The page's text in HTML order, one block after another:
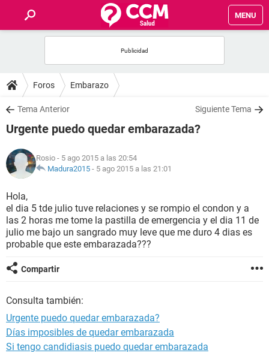
MENU
FOROS
SALUD
FAMILIA
NUTRICIÓN
BIENESTAR
SEXUALIDAD
GLOSARIO
Foros Embarazo
Tema Anterior Siguiente Tema
Urgente puedo quedar embarazada?
Rosio - 5 ago 2015 a las 20:54
Madura2015 - 5 ago 2015 a las 21:01
Hola,
el dia 5 tde julio tuve relaciones y se rompio el condon y a
las 2 horas me tome la pastilla de emergencia y el dia 11 de
julio me bajo un sangrado muy leve que me duro 4 dias es
probable que este embarazada???
Compartir
Consulta también:
Urgente puedo quedar embarazada?
Días imposibles de quedar embarazada
Si tengo candidiasis puedo quedar embarazada